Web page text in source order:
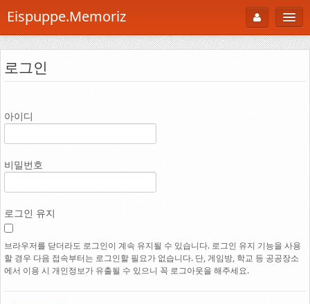
Eispuppe.Memoriz
About
AboutTori
Gallery
공부방
로그인
아이디
비밀번호
로그인 유지
브라우저를 닫더라도 로그인이 계속 유지될 수 있습니다. 로그인 유지 기능을 사용
할 경우 다음 접속부터는 로그인할 필요가 없습니다. 단, 게임방, 학교 등 공공장소
에서 이용 시 개인정보가 유출될 수 있으니 꼭 로그아웃을 해주세요.